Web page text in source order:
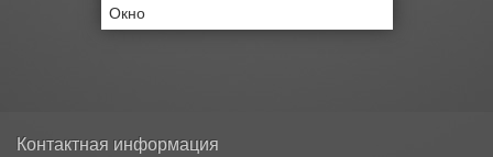
Окно
Контактная информация